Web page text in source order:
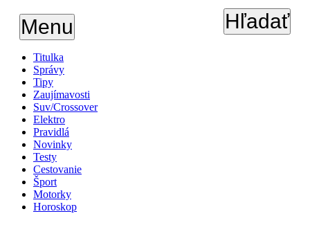
Menu Hľadať
Titulka
Správy
Tipy
Zaujímavosti
Suv/Crossover
Elektro
Pravidlá
Novinky
Testy
Cestovanie
Šport
Motorky
Horoskop